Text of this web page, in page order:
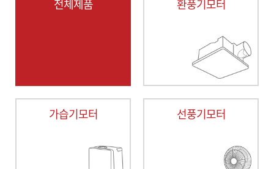
전체제품 환풍기모터
가습기모터 선풍기모터